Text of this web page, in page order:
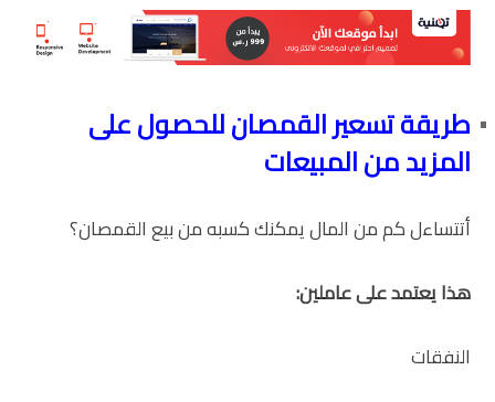
طريقة تسعير القمصان للحصول على
المزيد من المبيعات
أتتساءل كم من المال يمكنك كسبه من بيع القمصان؟
هذا يعتمد على عاملين:
النفقات